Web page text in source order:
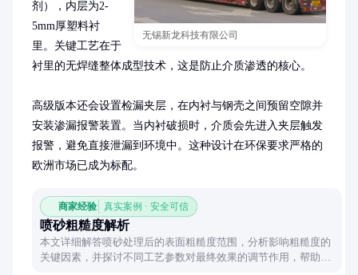
无锡新龙科技有限公司
剂），内层为2-
5mm厚塑料衬
里。关键工艺在于
衬里的无焊缝整体成型技术，这是防止介质渗透的核心。
高级版本还会设置检漏夹层，在内衬与钢壳之间预留空隙并
安装渗漏报警装置。当内衬破损时，介质会先进入夹层触发
报警，避免直接泄漏到环境中。这种设计在环保要求严格的
欧洲市场已成为标配。
商家经验 真实案例 · 安全可信
喷砂粗糙度解析
本文详细解答喷砂处理后的表面粗糙度范围，分析影响粗糙度的
关键因素，并探讨不同工艺参数对最终效果的调节作用，帮助读